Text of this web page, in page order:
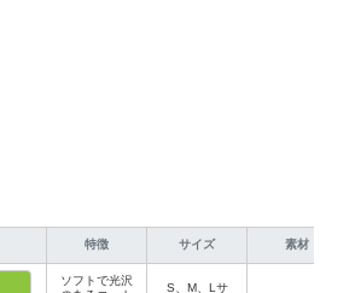
特徴 サイズ 素材
ソフトで光沢
S、M、Lサ